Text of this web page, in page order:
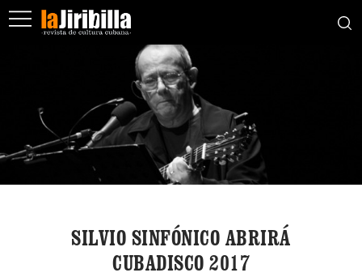
SILVIO SINFÓNICO ABRIRÁ
CUBADISCO 2017